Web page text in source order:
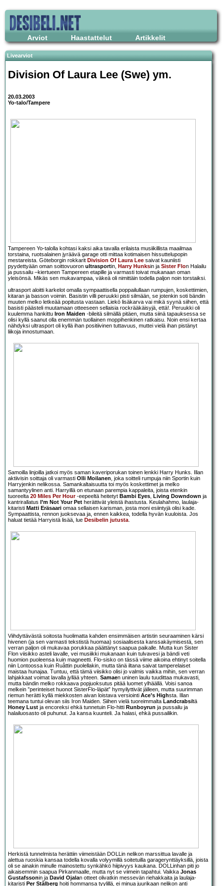
Arviot Haastattelut Artikkelit
Livearviot
Division Of Laura Lee (Swe) ym.
20.03.2003
Yo-talo/Tampere
Tampereen Yo-talolla kohtasi kaksi aika tavalla erilaista musiikillista maailmaa
torstaina, ruotsalainen jyräävä garage otti mittaa kotimaisen hissuttelupopin
mestareista. Göteborgin rokkarit Division Of Laura Lee saivat kauniisti
pyydettyään oman soittovuoron ultrasportin, Harry Hunksin ja Sister Flon Halailu
ja pussailu –kiertueen Tampereen etapille ja varmasti toivat mukanaan oman
yleisönsä. Mikäs sen mukavampaa, väkeä oli nimittäin todella paljon noin torstaiksi.
ultrasport aloitti karkelot omalla sympaattisella poppailullaan rumpujen, koskettimien,
kitaran ja basson voimin. Basistin villi peruukki pisti silmään, se jotenkin soti bändin
muuten melko letkeää popitusta vastaan. Liekö lisäkarva vai mikä syynä siihen, että
basisti päästeli muutamaan otteeseen sellaisia rockrääkäisyjä, että!. Peruukki oli
kuulemma hankittu Iron Maiden -bileitä silmällä pitäen, mutta siinä tapauksessa se
olisi kyllä saanut olla enemmän tuollainen moppihenkinen ratkaisu. Noin ensi kertaa
nähdyksi ultrasport oli kyllä ihan positiivinen tuttavuus, muttei vielä ihan pistänyt
liikoja innostumaan.
Samoilla linjoilla jatkoi myös saman kaveriporukan toinen lenkki Harry Hunks. Illan
aktiivisin soittaja oli varmasti Olli Moilanen, joka soitteli rumpuja niin Sportin kuin
Harryjenkin nelikossa. Samankaltaisuutta toi myös koskettimet ja melko
samantyylinen anti. Harryillä on etunaan parempia kappaleita, joista etenkin
tuoreelta 20 Miles Per Hour-eepeeltä heitetyt Bambi Eyes, Living Downdown ja
kantrirallatus I’m Not Your Pet herättivät yleistä ihastusta. Keulahahmo, laulaja-
kitaristi Matti Eräsaari omaa sellaisen karisman, josta moni esiintyjä olisi kade.
Sympaattista, rennon juoksevaa ja, ennen kaikkea, todella hyvän kuuloista. Jos
haluat tietää Harryistä lisää, lue Desibelin jutusta.
Viihdyttävästä soitosta huolimatta kahden ensimmäisen artistin seuraaminen kärsi
hivenen (ja sen varmasti tekstistä huomaa) sosiaalisesta kanssakäymisestä, sen
verran paljon oli mukavaa porukkaa päättänyt saapua paikalle. Mutta kun Sister
Flon viisikko asteli lavalle, vei musiikki mukanaan kuin tulvavesi ja bändi veti
huomion puoleensa kuin magneetti. Flo-sisko on tässä viime aikoina ehtinyt soitella
niin Lontoossa kuin Ruåttin puolellakin, mutta tänä iltana saivat tamperelaiset
maistaa hunajaa. Tuntuu, että tämä viisikko olisi jo valmis vaikka mihin, sen verran
lahjakkaat voimat lavalla jyllää yhteen. Samaen uninen laulu tuudittaa mukavasti,
mutta bändin melko rokkaava popjuoksutus pitää luomet ylhäällä. Voisi sanoa
melkein ”perinteiset huonot SisterFlo-läpät” hymyilyttivät jälleen, mutta suurimman
riemun herätti kyllä miekkosten aivan loistava versiointi Ace’s Highsta. Illan
teemana tuntui olevan siis Iron Maiden. Siihen vielä tuoreimmalta Landcrabsiltä
Honey Lust ja encoreksi ehkä tunnetuin Flo-hitti Runboyrun ja pussailu ja
halailuosasto oli puhunut. Ja kansa kuunteli. Ja halasi, ehkä pussailikin.
Herkistä tunnelmista herättiin viimeistään DOLLin nelikon marssittua lavalle ja
alettua ruoskia kansaa todella kovalla volyymillä soitetuilla garagerynttäyksillä, joista
oli se ainakin minulle mainostettu synkähkö hiipivyys kaukana. DOLLinhan piti jo
aikaisemmin saapua Pirkanmaalle, mutta nyt se viimein tapahtui. Vaikka Jonas
Gustafssonin ja David Ojalan otteet olivatkin messevän riehakkaita ja laulaja-
kitaristi Per Stålberg hoiti hommansa tyylillä, ei minua juurikaan nelikon anti